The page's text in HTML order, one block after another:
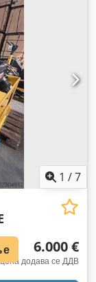
1 /7
6.000 €
додава се ДДВ